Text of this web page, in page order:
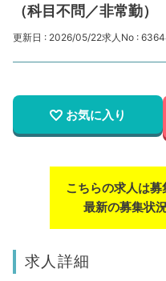
（科目不問／非常勤）
更新日 : 2026/05/22求人No :
お気に入り
こちらの求人は募
最新の募集状
求人詳細